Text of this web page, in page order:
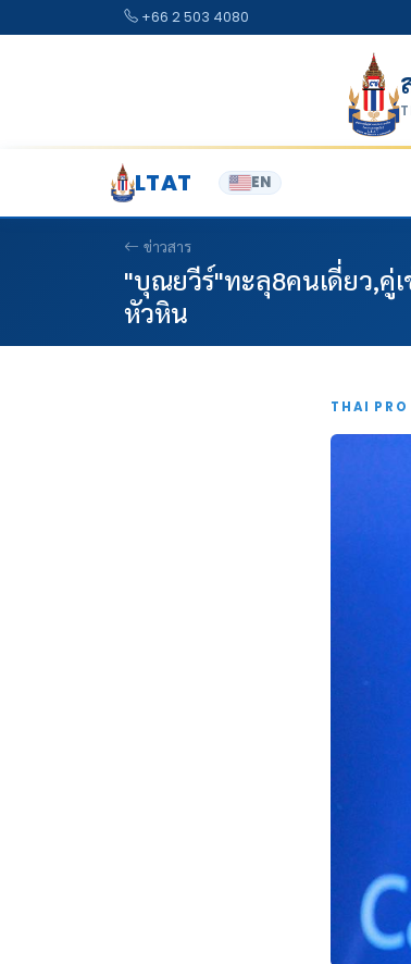
+66 2 503 4080
LTAT EN
ข่าวสาร
"บุณยวีร์"ทะลุ8คนเดี่ยว,คู่
หัวหิน
THAI